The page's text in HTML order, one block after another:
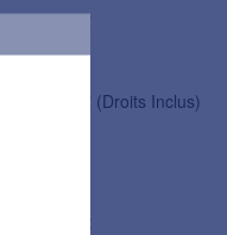
12,07 €
7,94 €
(Droits Inclus)
24,01 €